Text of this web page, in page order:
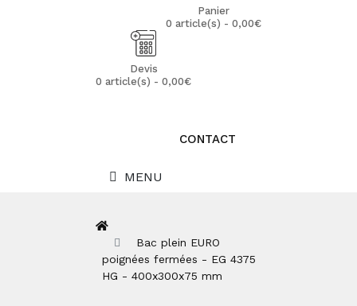
Panier
0 article(s) - 0,00€
Devis
0 article(s) - 0,00€
CONTACT
MENU
Bac plein EURO
poignées fermées - EG 4375
HG - 400x300x75 mm